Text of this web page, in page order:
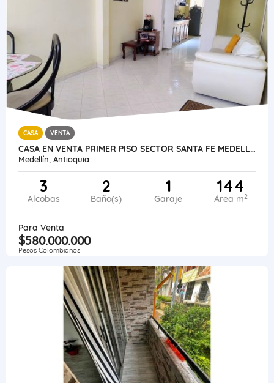
CASA VENTA
CASA EN VENTA PRIMER PISO SECTOR SANTA FE MEDELLIN
Medellín, Antioquia
3
Alcobas
2
Baño(s)
1
Garaje
144
Área m2
Para Venta
$580.000.000
Pesos Colombianos